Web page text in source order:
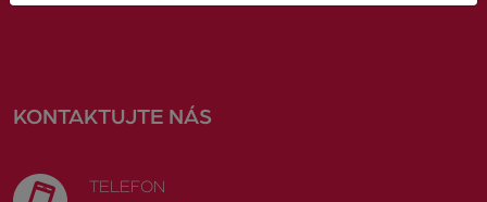
KONTAKTUJTE NÁS
TELEFON